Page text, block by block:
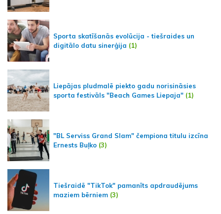
Sporta skatīšanās evolūcija - tiešraides un
digitālo datu sinerģija (1)
Liepājas pludmalē piekto gadu norisināsies
sporta festivāls "Beach Games Liepaja" (1)
"BL Serviss Grand Slam" čempiona titulu izcīna
Ernests Buļko (3)
Tiešraidē "TikTok" pamanīts apdraudējums
maziem bērniem (3)